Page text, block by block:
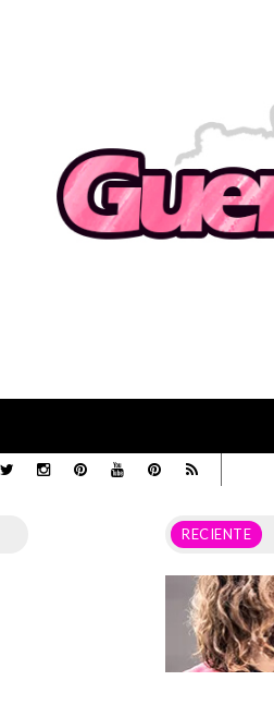
RECIENTE